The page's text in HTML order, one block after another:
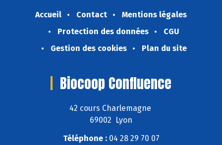
Accueil Contact
Mentions légales
Protection des données
CGU
Gestion des cookies
Plan du site
Biocoop Confluence
42 cours Charlemagne
69002 Lyon
Téléphone :04 28 29 70 07